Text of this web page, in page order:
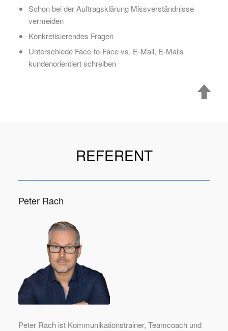
Schon bei der Auftragsklärung Missverständnisse
vermeiden
Konkretisierendes Fragen
Unterschiede Face-to-Face vs. E-Mail, E-Mails
kundenorientiert schreiben
REFERENT
Peter Rach
Peter Rach ist Kommunikationstrainer, Teamcoach und